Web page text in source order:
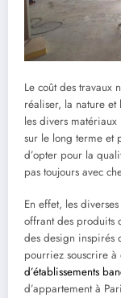
Le coût des travaux
réaliser, la nature
les divers
sur le long terme et
d’opter pour la
pas toujours avec
En effet, les
offrant des produits
des design inspirés
pourriez souscrire à
d’établissements
d’appartement à